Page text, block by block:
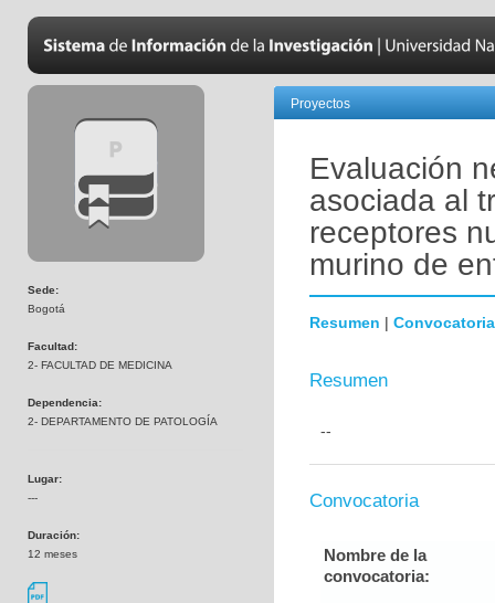
Sede:
Bogotá
Facultad:
2- FACULTAD DE MEDICINA
Dependencia:
2- DEPARTAMENTO DE PATOLOGÍA
Lugar:
---
Duración:
12 meses
Proyectos
Evaluación
asociada al
receptores
murino de
Resumen | Convocatoria
Resumen
--
Convocatoria
Nombre de la
convocatoria: